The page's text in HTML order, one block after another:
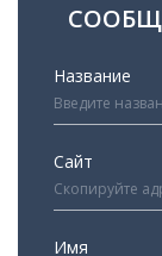
Название
Сайт
Имя